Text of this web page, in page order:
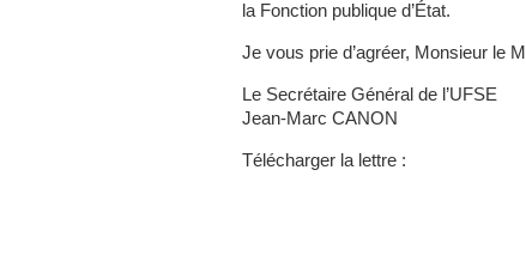
la Fonction publique d’État.
Je vous prie d’agréer, Monsieur le
Le Secrétaire Général de l’UFSE
Jean-Marc CANON
Télécharger la lettre :